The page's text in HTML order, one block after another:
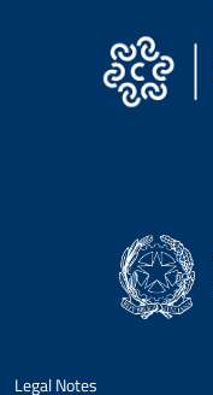
Legal Notes